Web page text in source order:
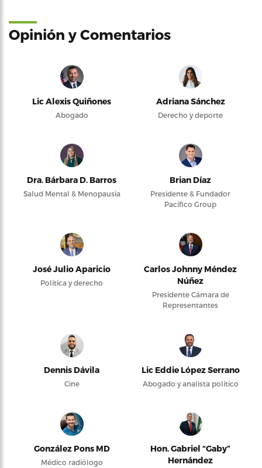
Opinión y Comentarios
Lic Alexis Quiñones
Abogado
Adriana Sánchez
Derecho y deporte
Dra. Bárbara D. Barros
Salud Mental & Menopausia
Brian Díaz
Presidente & Fundador
Pacifico Group
José Julio Aparicio
Política y derecho
Carlos Johnny Méndez
Núñez
Presidente Cámara de
Representantes
Dennis Dávila
Cine
Lic Eddie López Serrano
Abogado y analista político
González Pons MD
Médico radiólogo
Hon. Gabriel “Gaby”
Hernández